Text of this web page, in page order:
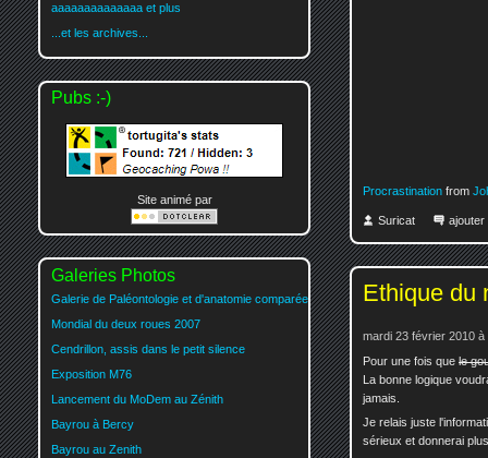
Procrastination from
Suricat ajouter
Ethique du
mardi 23 février 2010 à
Pour une fois que le
La bonne logique
jamais.
Je relais juste
sérieux et donnerai
aaaaaaaaaaaaaa et plus
...et les archives...
Pubs :-)
Site animé par
Galeries Photos
Galerie de Paléontologie et d'anatomie comparée
Mondial du deux roues 2007
Cendrillon, assis dans le petit silence
Exposition M76
Lancement du MoDem au Zénith
Bayrou à Bercy
Bayrou au Zenith